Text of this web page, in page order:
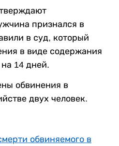
признался в
в суд, который
в виде содержания
14 дней.
обвинения в
двух человек.
обвиняемого в